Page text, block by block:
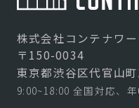
株式会社コンテナワ
〒150-0034
東京都渋谷区代官山
9:00~18:00 全国対応、